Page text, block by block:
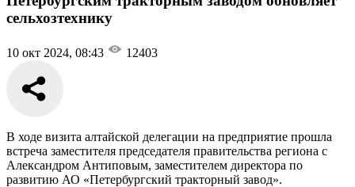
сельхозтехнику
10 окт 2024, 08:43 12403
В ходе визита алтайской делегации на предприятие прошла
встреча заместителя председателя правительства региона с
Александром Антиповым, заместителем директора по
развитию АО «Петербургский тракторный завод».